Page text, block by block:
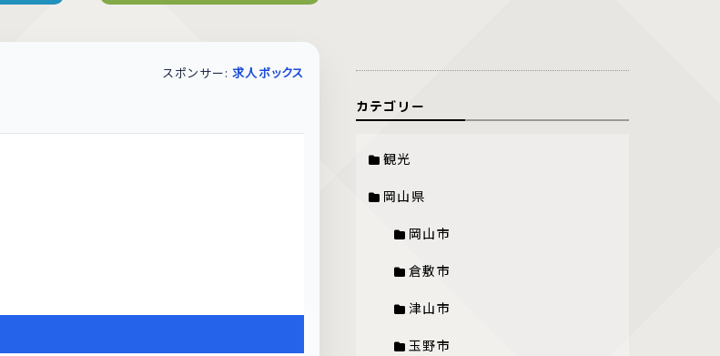
スポンサー:求人ボックス
カテゴリー
観光
岡山県
岡山市
倉敷市
津山市
玉野市